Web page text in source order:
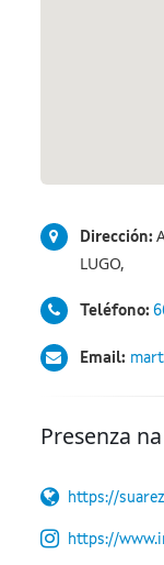
Dirección:
LUGO,
Teléfono:
Email:
Presenza
https://
https://